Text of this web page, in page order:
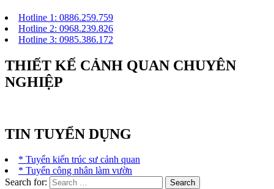
Hotline 1: 0886.259.759
Hotline 2: 0968.239.826
Hotline 3: 0985.386.172
THIẾT KẾ CẢNH QUAN CHUYÊN
NGHIỆP
TIN TUYỂN DỤNG
* Tuyển kiến trúc sư cảnh quan
* Tuyển công nhân làm vườn
Search for: